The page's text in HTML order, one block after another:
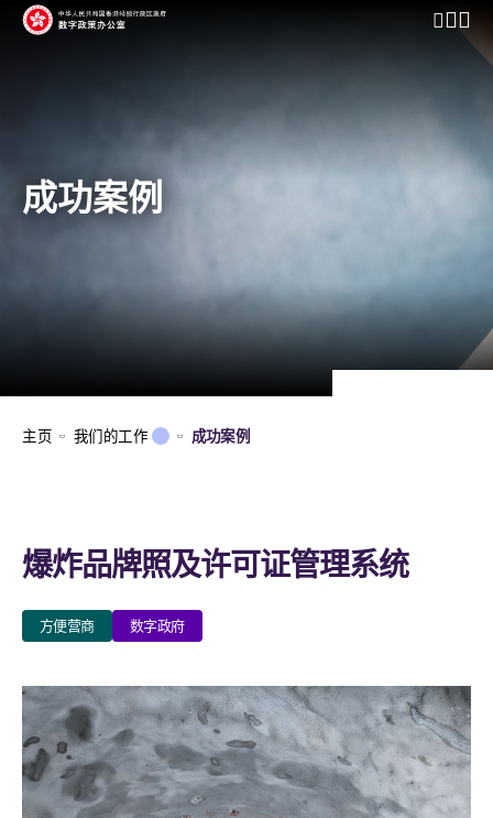
开启行
成功案例
主页 我们的工作 成功案例
爆炸品牌照及许可证管理系统
方便营商 数字政府